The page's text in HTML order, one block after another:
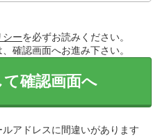
シーを必ずお読みください。
確認画面へお進み下さい。
確認画面へ
アドレスに間違いがあります